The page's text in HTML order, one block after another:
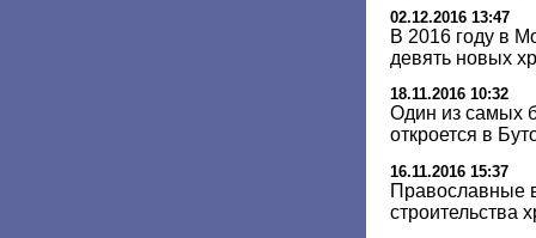
02.12.2016 13:47
В 2016 году в
девять новых
18.11.2016 10:32
Один из самых
откроется в
16.11.2016 15:37
Православные
строительства